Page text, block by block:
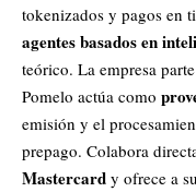
tokenizados y pagos en
agentes basados en
teórico. La empresa
Pomelo actúa como
emisión y el
prepago. Colabora
Mastercard y ofrece a